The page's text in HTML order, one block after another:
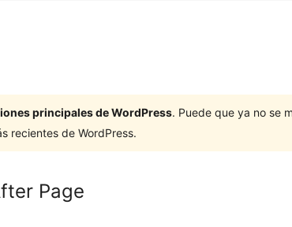
principales de WordPress. Puede que ya no se
recientes de WordPress.
Page